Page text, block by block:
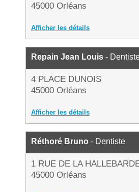
45000 Orléans
Afficher les détails
Repain Jean Louis -
4 PLACE DUNOIS
45000 Orléans
Afficher les détails
Réthoré Bruno - Dentiste
1 RUE DE LA
45000 Orléans